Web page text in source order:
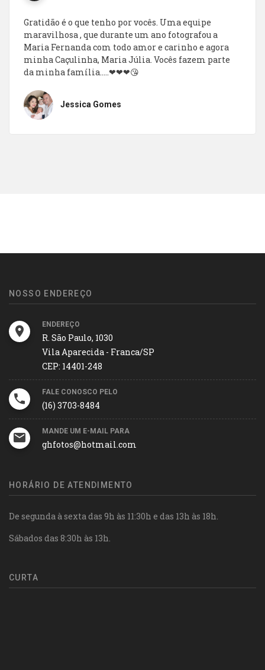
Gratidão é o que tenho por vocês. Uma equipe
maravilhosa , que durante um ano fotografou a
Maria Fernanda com todo amor e carinho e agora
minha Caçulinha, Maria Júlia. Vocês fazem parte
da minha família…..❤❤❤😘
Jessica Gomes
NOSSO ENDEREÇO
ENDEREÇO
R. São Paulo, 1030
Vila Aparecida - Franca/SP
CEP: 14401-248
FALE CONOSCO PELO
(16) 3703-8484
MANDE UM E-MAIL PARA
ghfotos@hotmail.com
HORÁRIO DE ATENDIMENTO
De segunda à sexta das 9h às 11:30h e das 13h às 18h.
Sábados das 8:30h às 13h.
CURTA